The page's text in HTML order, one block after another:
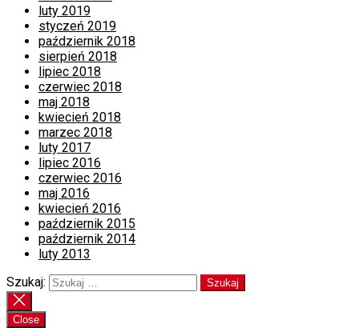
luty 2019
styczeń 2019
październik 2018
sierpień 2018
lipiec 2018
czerwiec 2018
maj 2018
kwiecień 2018
marzec 2018
luty 2017
lipiec 2016
czerwiec 2016
maj 2016
kwiecień 2016
październik 2015
październik 2014
luty 2013
Szukaj:
Close